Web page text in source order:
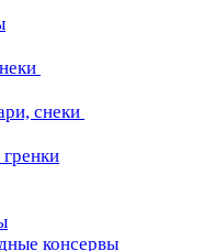
снеки
консервы